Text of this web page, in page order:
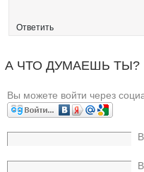
Ответить
А ЧТО ДУМАЕШЬ
Вы можете войти через